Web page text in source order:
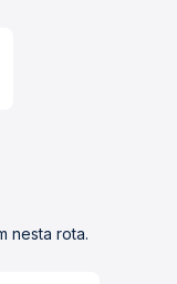
nesta rota.